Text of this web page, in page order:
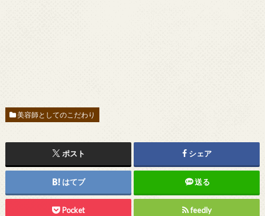
美容師としてのこだわり
ポスト シェア
はてブ 送る
Pocket feedly